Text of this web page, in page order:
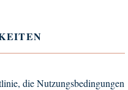
die Nutzungsbedingungen